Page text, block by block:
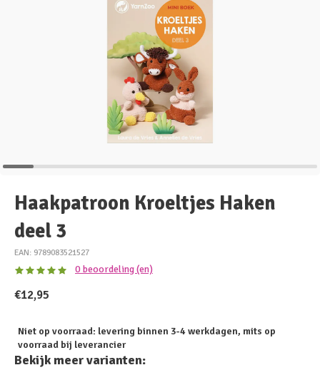
Haakpatroon Kroeltjes Haken
deel 3
EAN: 9789083521527
0 beoordeling (en)
€12,95
Niet op voorraad: levering binnen 3-4 werkdagen, mits op
voorraad bij leverancier
Bekijk meer varianten: